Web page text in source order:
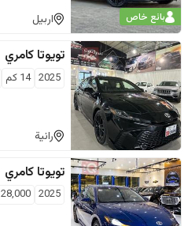
بائع خاص اربيل
تويوتا كامري
2025
14 كم
رانية‎
تويوتا كامري
2025
28,000